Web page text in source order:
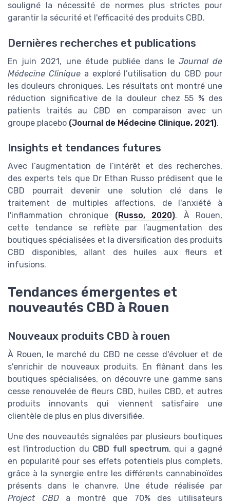
souligné la nécessité de normes plus strictes pour
garantir la sécurité et l'efficacité des produits CBD.
Dernières recherches et publications
En juin 2021, une étude publiée dans le Journal de
Médecine Cliniquea exploré l’utilisation du CBD pour
les douleurs chroniques. Les résultats ont montré une
réduction significative de la douleur chez 55 % des
patients traités au CBD en comparaison avec un
groupe placebo (Journal de Médecine Clinique, 2021).
Insights et tendances futures
Avec l’augmentation de l’intérêt et des recherches,
des experts tels que Dr Ethan Russo prédisent que le
CBD pourrait devenir une solution clé dans le
traitement de multiples affections, de l'anxiété à
l'inflammation chronique (Russo, 2020). À Rouen,
cette tendance se reflète par l’augmentation des
boutiques spécialisées et la diversification des produits
CBD disponibles, allant des huiles aux fleurs et
infusions.
Tendances émergentes et
nouveautés CBD à Rouen
Nouveaux produits CBD à rouen
À Rouen, le marché du CBD ne cesse d'évoluer et de
s'enrichir de nouveaux produits. En flânant dans les
boutiques spécialisées, on découvre une gamme sans
cesse renouvelée de fleurs CBD, huiles CBD, et autres
produits innovants qui viennent satisfaire une
clientèle de plus en plus diversifiée.
Une des nouveautés signalées par plusieurs boutiques
est l'introduction du CBD full spectrum, qui a gagné
en popularité pour ses effets potentiels plus complets,
grâce à la synergie entre les différents cannabinoïdes
présents dans le chanvre. Une étude réalisée par
Project CBDa montré que 70% des utilisateurs